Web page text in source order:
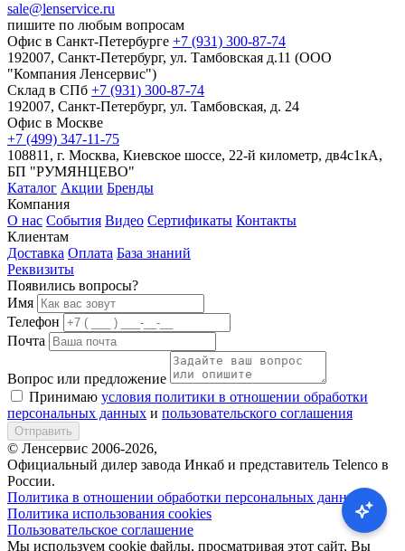
sale@lenservice.ru
пишите по любым вопросам
Офис в Санкт-Петербурге +7 (931) 300-87-74
192007, Санкт-Петербург, ул. Тамбовская д.11 (ООО
"Компания Ленсервис")
Склад в СПб +7 (931) 300-87-74
192007, Санкт-Петербург, ул. Тамбовская, д. 24
Офис в Москве
+7 (499) 347-11-75
108811, г. Москва, Киевское шоссе, 22-й километр, дв4с1кА,
БП "РУМЯНЦЕВО"
Каталог Акции Бренды
Компания
О нас События Видео Сертификаты Контакты
Клиентам
Доставка Оплата База знаний
Реквизиты
Появились вопросы?
Имя
Телефон
Почта
Вопрос или предложение
Принимаю условия политики в отношении обработки
персональных данных и пользовательского соглашения
Отправить
© Ленсервис 2006-2026,
Официальный дилер завода Инкаб и представитель Telenco в
России.
Политика в отношении обработки персональных данных
Политика использования cookies
Пользовательское соглашение
Мы используем cookie файлы, просматривая этот сайт, Вы